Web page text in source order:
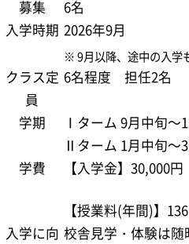
募集
6名
入学時期 2026年9月
※ 9月以降、途中の入学
クラス定
員
6名程度 担任2名
学期
Ⅰターム 9月中旬～
Ⅱターム 1月中旬～
学費
【入学金】30,000円
【授業料(年間)】
入学に向 校舎見学・体験は